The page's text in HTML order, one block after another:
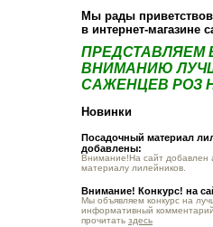
Мы рады
в интернет-магазине
ПРЕДСТАВЛЯЕМ
ВНИМАНИЮ
САЖЕНЦЕВ РОЗ
Новинки
Посадочный материал
добавлены:
Внимание!На сайт добавлен
материалу лилейников.
Внимание! Конкурс! на
Мы объявляем конкурс на
информативный
прочитать здесь